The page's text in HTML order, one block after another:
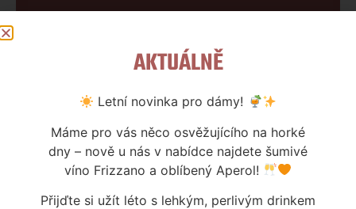
Servis výčepních zařízení
SOUVISEJÍCÍ PRODUKTY
AKTUÁLNĚ
Letní novinka pro dámy!
Máme pro vás něco osvěžujícího na horké
dny – nově u nás v nabídce najdete šumivé
víno Frizzano a oblíbený Aperol!
Přijďte si užít léto s lehkým, perlivým drinkem